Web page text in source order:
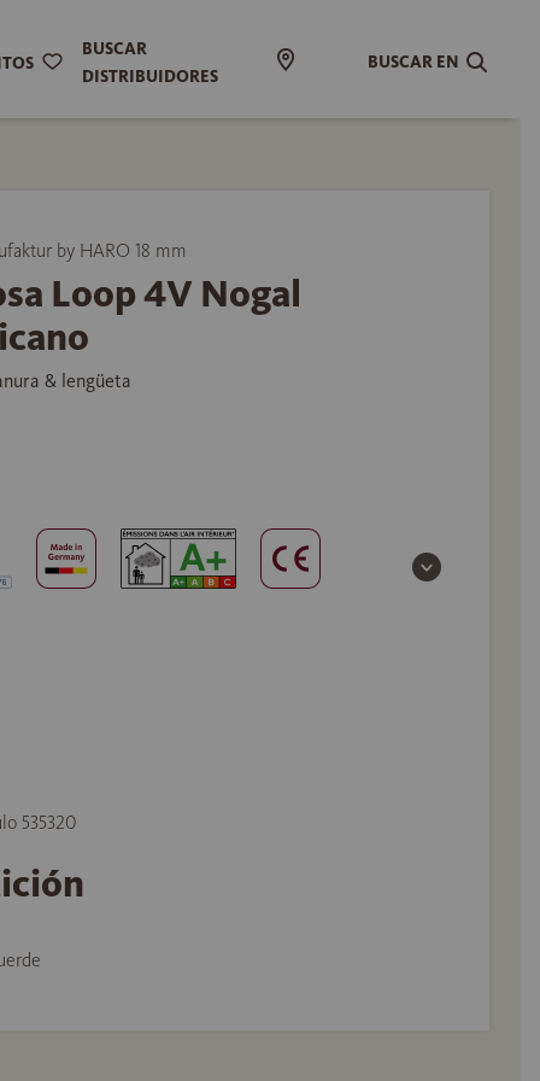
BUSCAR
DISTRIBUIDORES
BUSCAR EN
by HARO 18 mm
Loop 4V Nogal
& lengüeta
535320